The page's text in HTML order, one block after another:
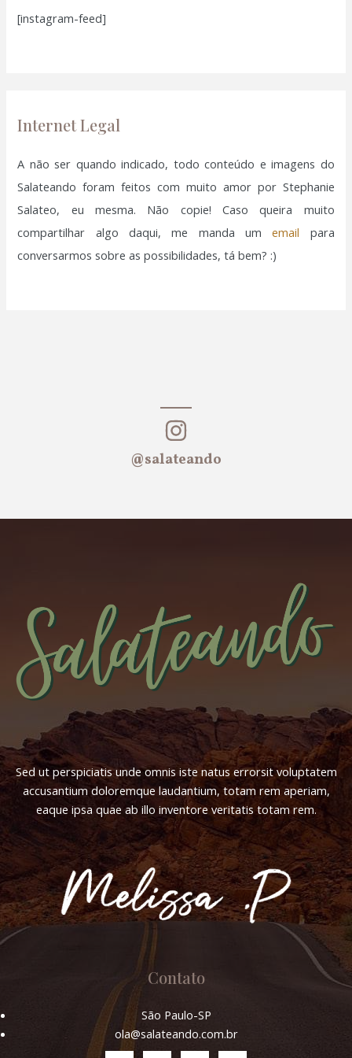
s
r
[instagram-feed]
Internet Legal
A não ser quando indicado, todo conteúdo e imagens do
Salateando foram feitos com muito amor por Stephanie
Salateo, eu mesma. Não copie! Caso queira muito
compartilhar algo daqui, me manda umemail para
conversarmos sobre as possibilidades, tá bem? :)
@salateando
Sed ut perspiciatis unde omnis iste natus errorsit voluptatem
accusantium doloremque laudantium, totam rem aperiam,
eaque ipsa quae ab illo inventore veritatis totam rem.
Contato
São Paulo-SP
ola@salateando.com.br